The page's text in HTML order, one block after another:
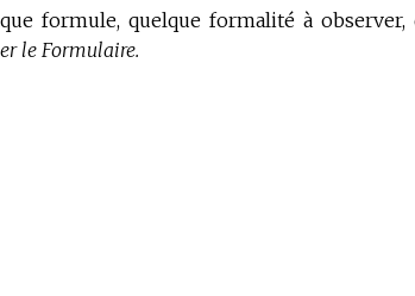
formule, quelque formalité à observer,
le Formulaire.